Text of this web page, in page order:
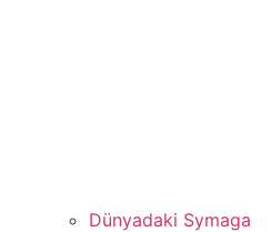
Dünyadaki Symaga